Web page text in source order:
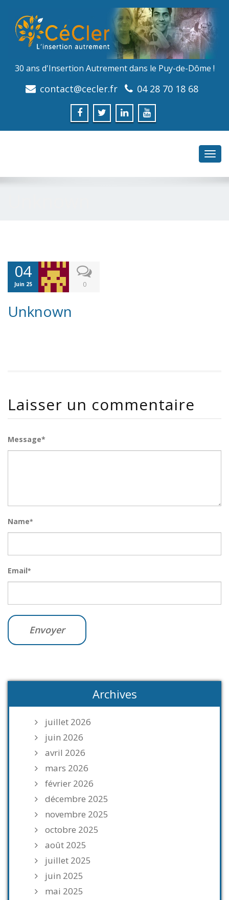
30 ans d'Insertion Autrement dans le Puy-de-Dôme !
contact@cecler.fr 04 28 70 18 68
04
Juin 25 0
Unknown
Laisser un commentaire
Message*
Name*
Email*
Archives
juillet 2026
juin 2026
avril 2026
mars 2026
février 2026
décembre 2025
novembre 2025
octobre 2025
août 2025
juillet 2025
juin 2025
mai 2025